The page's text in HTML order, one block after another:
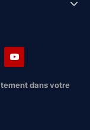
dans votre